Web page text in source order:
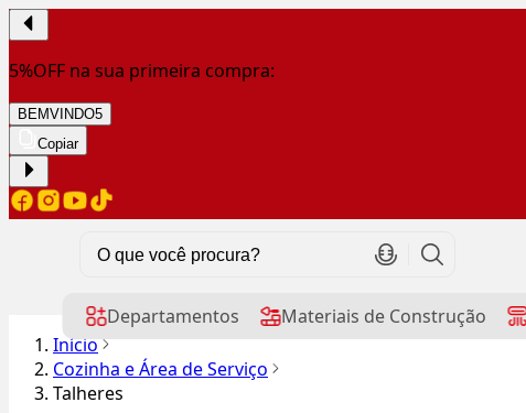
5%OFF na sua primeira compra:
BEMVINDO5
Copiar
Departamentos Materiais de Construção
Início
Cozinha e Área de Serviço
Talheres